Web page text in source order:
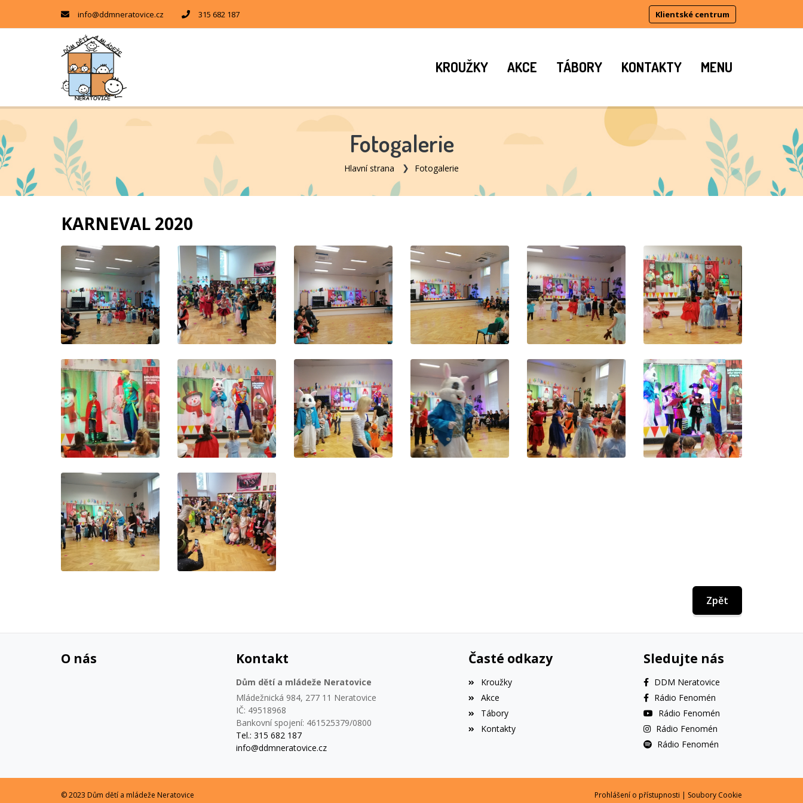
info@ddmneratovice.cz 315 682 187 Klientské centrum
KROUŽKY AKCE TÁBORY KONTAKTY MENU
Fotogalerie
Hlavní strana Fotogalerie
KARNEVAL 2020
Zpět
O nás Kontakt
Dům dětí a mládeže Neratovice
Mládežnická 984, 277 11 Neratovice
IČ: 49518968
Bankovní spojení: 461525379/0800
Tel.: 315 682 187
info@ddmneratovice.cz
Časté odkazy
Kroužky
Akce
Tábory
Kontakty
Sledujte nás
DDM Neratovice
Rádio Fenomén
Rádio Fenomén
Rádio Fenomén
Rádio Fenomén
© 2023 Dům dětí a mládeže Neratovice Prohlášení o přístupnosti | Soubory Cookie